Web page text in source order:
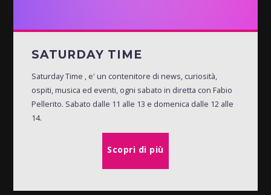
SATURDAY TIME
Saturday Time , e' un contenitore di news, curiosità,
ospiti, musica ed eventi, ogni sabato in diretta con Fabio
Pellerito. Sabato dalle 11 alle 13 e domenica dalle 12 alle
14.
Scopri di più